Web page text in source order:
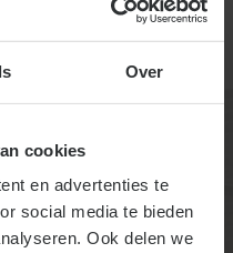
Over
cookies
en advertenties te
social media te bieden
Ook delen we